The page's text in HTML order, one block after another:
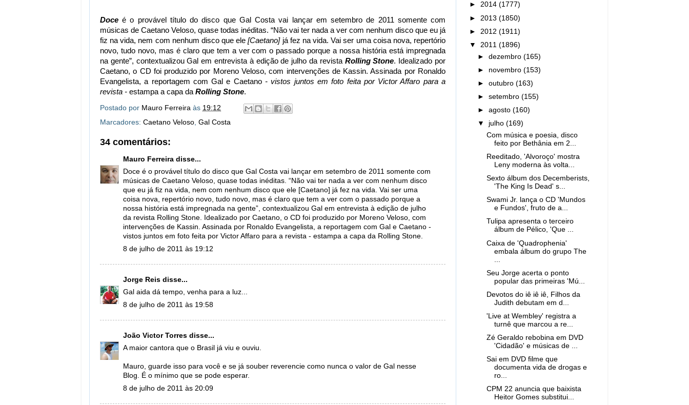
Doceé o provável título do disco que Gal Costa vai lançar em setembro de 2011 somente com
músicas de Caetano Veloso, quase todas inéditas. “Não vai ter nada a ver com nenhum disco que eu já
fiz na vida, nem com nenhum disco que ele[Caetano]já fez na vida. Vai ser uma coisa nova, repertório
novo, tudo novo, mas é claro que tem a ver com o passado porque a nossa história está impregnada
na gente”, contextualizou Gal em entrevista à edição de julho da revista Rolling Stone. Idealizado por
Caetano, o CD foi produzido por Moreno Veloso, com intervenções de Kassin. Assinada por Ronaldo
Evangelista, a reportagem com Gal e Caetano- vistos juntos em foto feita por Victor Affaro para a
revista - estampa a capa da Rolling Stone.
Postado por Mauro Ferreira às 19:12
Marcadores: Caetano Veloso, Gal Costa
34 comentários:
Mauro Ferreira disse...
Doce é o provável título do disco que Gal Costa vai lançar em setembro de 2011 somente com
músicas de Caetano Veloso, quase todas inéditas. “Não vai ter nada a ver com nenhum disco
que eu já fiz na vida, nem com nenhum disco que ele [Caetano] já fez na vida. Vai ser uma
coisa nova, repertório novo, tudo novo, mas é claro que tem a ver com o passado porque a
nossa história está impregnada na gente”, contextualizou Gal em entrevista à edição de julho
da revista Rolling Stone. Idealizado por Caetano, o CD foi produzido por Moreno Veloso, com
intervenções de Kassin. Assinada por Ronaldo Evangelista, a reportagem com Gal e Caetano -
vistos juntos em foto feita por Victor Affaro para a revista - estampa a capa da Rolling Stone.
8 de julho de 2011 às 19:12
Jorge Reis disse...
Gal aida dá tempo, venha para a luz...
8 de julho de 2011 às 19:58
João Victor Torres disse...
A maior cantora que o Brasil já viu e ouviu.
Mauro, guarde isso para você e se já souber reverencie como nunca o valor de Gal nesse
Blog. É o mínimo que se pode esperar.
8 de julho de 2011 às 20:09
► 2014 (1777)
► 2013 (1850)
► 2012 (1911)
▼ 2011 (1896)
►dezembro(165)
► novembro(153)
►outubro(163)
►setembro(155)
►agosto(160)
▼ julho(169)
Com música e poesia, disco
feito por Bethânia em 2...
Reeditado, 'Alvoroço' mostra
Leny moderna às volta...
Sexto álbum dos Decemberists,
'The King Is Dead' s...
Swami Jr. lança o CD 'Mundos
e Fundos', fruto de a...
Tulipa apresenta o terceiro
álbum de Pélico, 'Que ...
Caixa de 'Quadrophenia'
embala álbum do grupo The
Seu Jorge acerta o ponto
popular das primeiras 'Mú...
Devotos do iê iê iê, Filhos da
Judith debutam em d...
'Live at Wembley' registra a
turnê que marcou a re...
Zé Geraldo rebobina em DVD
'Cidadão' e músicas de ...
Sai em DVD filme que
documenta vida de drogas e
ro...
CPM 22 anuncia que baixista
Heitor Gomes substitui...